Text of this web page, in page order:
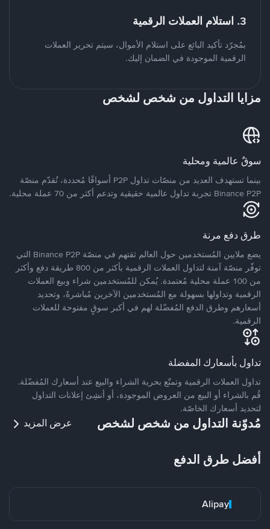
3. استلام العملات الرقمية
بمُجرّد تأكيد البائع على استلام الأموال، سيتم تحرير العملات
الرقمية الموجودة في الضمان إليك.
مزايا التداول من شخص لشخص
سوقٌ عالمية ومحلية
بينما تستهدف العديد من منصّات تداول P2P أسواقًا مُحددة، تُقدّم منصّة
Binance P2P تجربة تداول عالمية حقيقية وتدعم أكثر من 70 عملة محلية.
طرق دفع مرنة
يضع ملايين المُستخدمين حول العالم ثقتهم في منصّة Binance P2P التي
توفّر منصّة آمنة لتداول العملات الرقمية بأكثر من 800 طريقة دفع وأكثر
من 100 عملة محلية مُعتمدة. يُمكن للمُستخدمين شراء وبيع العملات
الرقمية وتداولها بسهولة مع المُستخدمين الآخرين مُباشرةً، وتحديد
أسعارهم وطرق الدفع المُفضّلة لهم في أكبر سوقٍ مفتوحة للعملات
الرقمية.
تداول بأسعارك المفضلة
تداول العملات الرقمية وتمتّع بحرية الشراء والبيع عند أسعارك المُفضّلة.
قُم بالشراء أو البيع من العروض الموجودة، أو أنشِئ إعلانات التداول
لتحديد أسعارك الخاصّة.
مُدوّنة التداول من شخص لشخص عرض المزيد
أفضل طرق الدفع
Alipay